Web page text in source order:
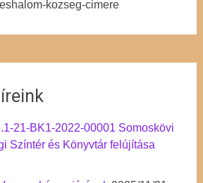
21-BK1-2022-00001 Somoskövi
Színtér és Könyvtár felújítása